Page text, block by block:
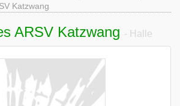
Katzwang
ARSV Katzwang - Halle